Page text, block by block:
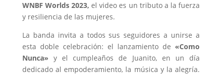
WNBF Worlds 2023, el video es un tributo a la fuerza
y ​​resiliencia de las mujeres.
La banda invita a todos sus seguidores a unirse a
esta doble celebración: el lanzamiento de «Como
Nunca» y el cumpleaños de Juanito, en un día
dedicado al empoderamiento, la música y la alegría.